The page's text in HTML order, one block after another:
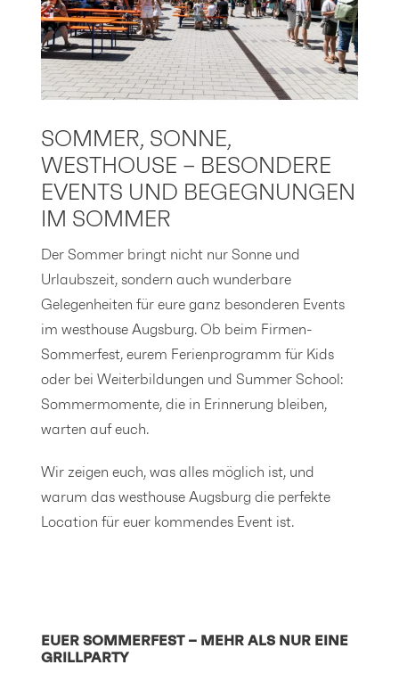
SOMMER, SONNE,
WESTHOUSE – BESONDERE
EVENTS UND BEGEGNUNGEN
IM SOMMER
Der Sommer bringt nicht nur Sonne und
Urlaubszeit, sondern auch wunderbare
Gelegenheiten für eure ganz besonderen Events
im westhouse Augsburg. Ob beim Firmen-
Sommerfest, eurem Ferienprogramm für Kids
oder bei Weiterbildungen und Summer School:
Sommermomente, die in Erinnerung bleiben,
warten auf euch.
Wir zeigen euch, was alles möglich ist, und
warum das westhouse Augsburg die perfekte
Location für euer kommendes Event ist.
EUER SOMMERFEST – MEHR ALS NUR EINE
GRILLPARTY